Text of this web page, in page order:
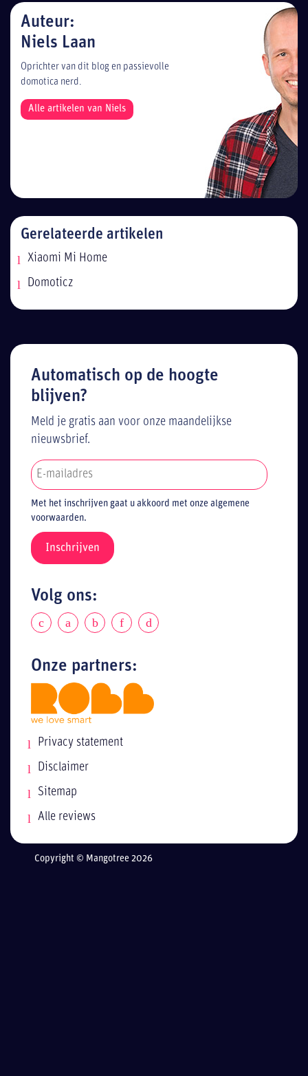
Auteur:
Niels Laan
Oprichter van dit blog en passievolle
domotica nerd.
Alle artikelen van Niels
Gerelateerde artikelen
Xiaomi Mi Home
Domoticz
Automatisch op de hoogte
blijven?
Meld je gratis aan voor onze maandelijkse
nieuwsbrief.
Met het inschrijven gaat u akkoord met onze algemene
voorwaarden.
Volg ons:
Onze partners:
Privacy statement
Disclaimer
Sitemap
Alle reviews
Copyright © Mangotree 2026